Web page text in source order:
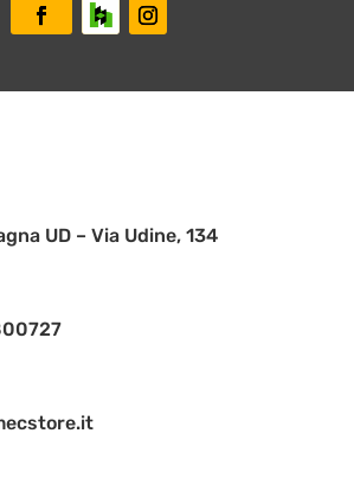
UD – Via Udine, 134